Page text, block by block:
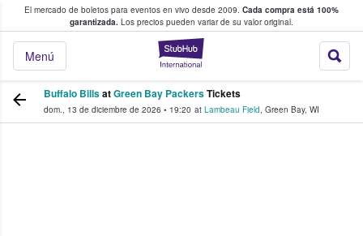
El mercado de boletos para eventos en vivo desde 2009. Cada compra está 100%
garantizada. Los precios pueden variar de su valor original.
StubHub: donde
Menú
fans compran y venden boletos
Buffalo BillsatGreen Bay PackersTickets
dom., 13 de diciembre de 2026 • 19:20 at Lambeau Field, Green Bay, WI